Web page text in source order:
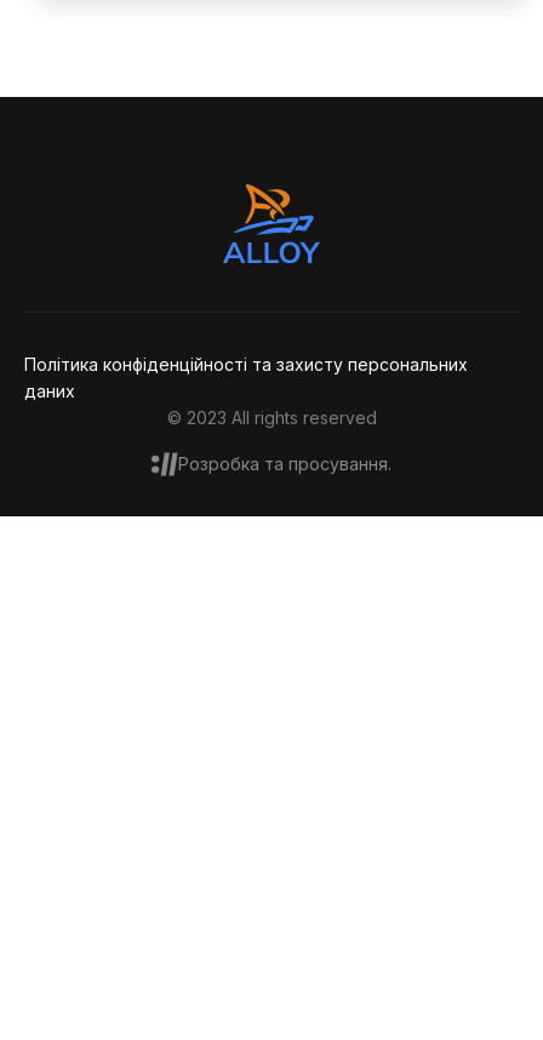
Політика конфіденційності та захисту персональних
даних
© 2023 All rights reserved
Розробка та просування.